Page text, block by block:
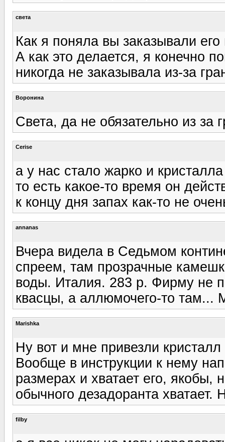
света
Как я поняла вы заказывали его
А как это делается, я конечно
никогда не заказывала из-за
Воронина
Света, да не обязательно из за
Cerise
а у нас стало жарко и
то есть какое-то время он
к концу дня запах как-то не
annanas
Вчера видела в Седьмом
спреем, там прозрачные
воды. Италия. 283 р. Фирму не
квасцы, а аллюмочего-то там...
Marishka
Ну вот и мне привезли
Вообще в инструкции к нему
размерах и хватает его, якобы,
обычного дезадоранта
filby